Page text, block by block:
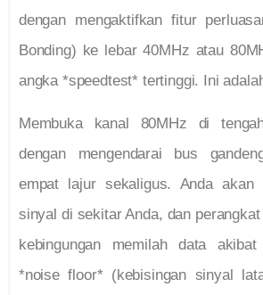
dengan mengaktifkan fitur
Bonding) ke lebar 40MHz atau
angka *speedtest* tertinggi. Ini
Membuka kanal 80MHz di
dengan mengendarai bus
empat lajur sekaligus. Anda akan
sinyal di sekitar Anda, dan
kebingungan memilah data
*noise floor* (kebisingan sinyal